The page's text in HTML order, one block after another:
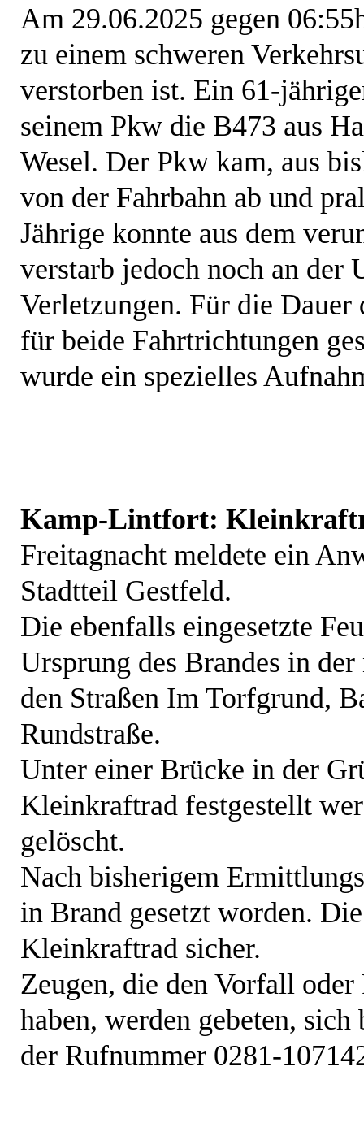
Am 29.06.2025 gegen
zu einem schweren
verstorben ist. Ein 61-
seinem Pkw die B473 aus
Wesel. Der Pkw kam, aus
von der Fahrbahn ab und
Jährige konnte aus dem
verstarb jedoch noch an der
Verletzungen. Für die
für beide Fahrtrichtungen
wurde ein spezielles
Kamp-Lintfort:
Freitagnacht meldete ein
Stadtteil Gestfeld.
Die ebenfalls eingesetzte
Ursprung des Brandes in
den Straßen Im Torfgrund,
Rundstraße.
Unter einer Brücke in der
Kleinkraftrad festgestellt
gelöscht.
Nach bisherigem
in Brand gesetzt worden.
Kleinkraftrad sicher.
Zeugen, die den Vorfall
haben, werden gebeten,
der Rufnummer 0281-